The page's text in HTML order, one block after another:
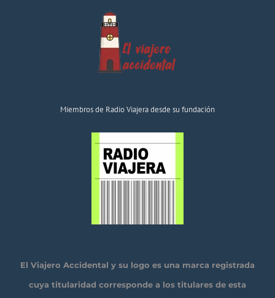
Miembros de Radio Viajera desde su fundación
El Viajero Accidental y su logo es una marca registrada
cuya titularidad corresponde a los titulares de esta